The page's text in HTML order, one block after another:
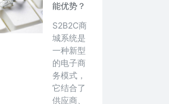
能优势？
S2B2C商
城系统是
一种新型
的电子商
务模式，
它结合了
供应商、